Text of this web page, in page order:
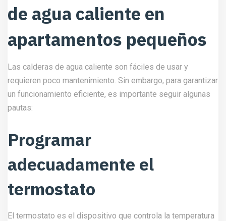
de agua caliente en
apartamentos pequeños
Las calderas de agua caliente son fáciles de usar y
requieren poco mantenimiento. Sin embargo, para garantizar
un funcionamiento eficiente, es importante seguir algunas
pautas:
Programar
adecuadamente el
termostato
El termostato es el dispositivo que controla la temperatura